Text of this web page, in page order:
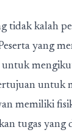
tidak kalah
yang
untuk
untuk
memiliki
tugas yang